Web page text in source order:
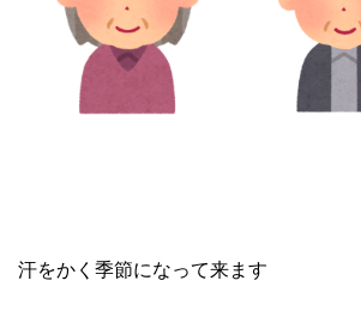
汗をかく季節になって来ます